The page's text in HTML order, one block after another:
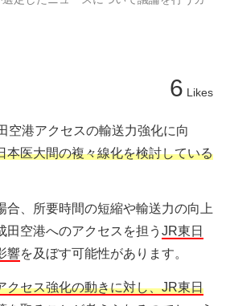
6 Likes
空港アクセスの輸送力強化に向
本医大間の複々線化を検討している
合、所要時間の短縮や輸送力の向上
田空港へのアクセスを担う JR東日
響を及ぼす可能性があります。
クセス強化の動きに対し、JR東日